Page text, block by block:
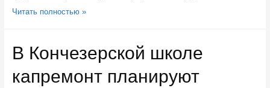
В
Карелии
в
сентябре
откроют
Читать полностью »
В Кончезерской школе
капремонт планируют